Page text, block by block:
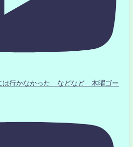
は行かなかった などなど 木曜ゴー